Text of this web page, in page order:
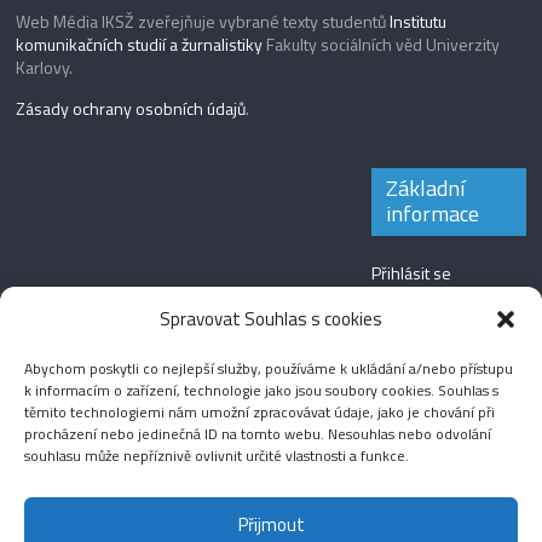
Spravovat Souhlas s cookies
Abychom poskytli co nejlepší služby, používáme k ukládání a/nebo přístupu
k informacím o zařízení, technologie jako jsou soubory cookies. Souhlas s
těmito technologiemi nám umožní zpracovávat údaje, jako je chování při
procházení nebo jedinečná ID na tomto webu. Nesouhlas nebo odvolání
souhlasu může nepříznivě ovlivnit určité vlastnosti a funkce.
Přijmout
Web Média IKSŽ zveřejňuje vybrané texty studentůInstitutu
komunikačních studií a žurnalistikyFakulty sociálních věd Univerzity
Karlovy.
Zásady ochrany osobních údajů.
Základní
informace
Přihlásit se
Zdroj kanálů
Kanál komentářů
Česká lokalizace